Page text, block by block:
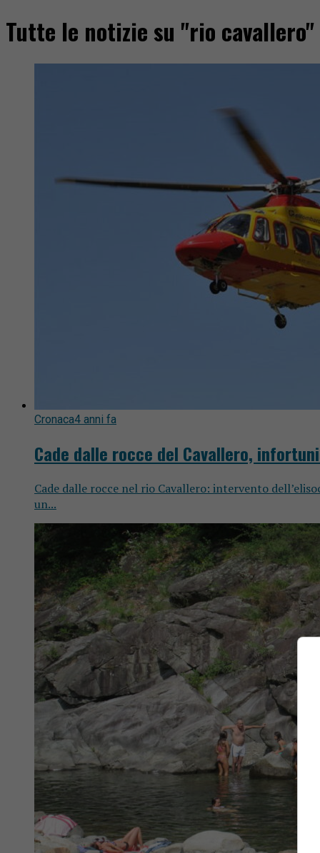
Tutte le notizie su "rio cavallero"
Cronaca4 anni fa
Cade dalle rocce del Cavallero,
Cade dalle rocce nel rio Cavallero: intervento
un...